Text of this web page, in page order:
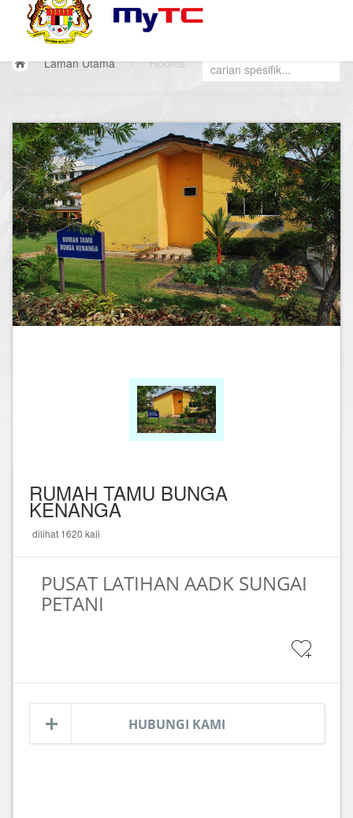
Laman Utama / Rooms
RUMAH TAMU BUNGA
KENANGA
dilihat 1620 kali
PUSAT LATIHAN AADK SUNGAI
PETANI
HUBUNGI KAMI